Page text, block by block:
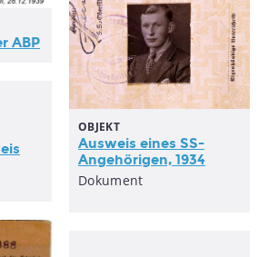
ABP
OBJEKT
Ausweis eines SS-
Angehörigen, 1934
Dokument